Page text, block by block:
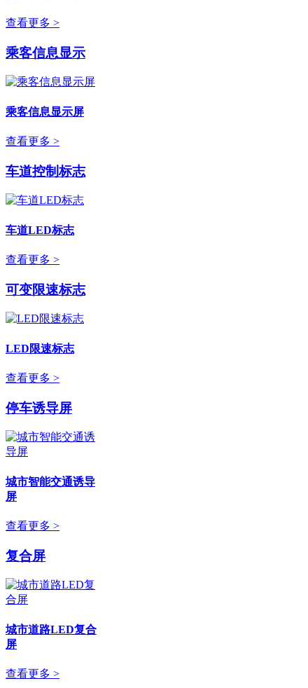
查看更多 >
乘客信息显示
乘客信息显示屏
查看更多 >
车道控制标志
车道LED标志
查看更多 >
可变限速标志
LED限速标志
查看更多 >
停车诱导屏
城市智能交通诱导
屏
查看更多 >
复合屏
城市道路LED复合
屏
查看更多 >